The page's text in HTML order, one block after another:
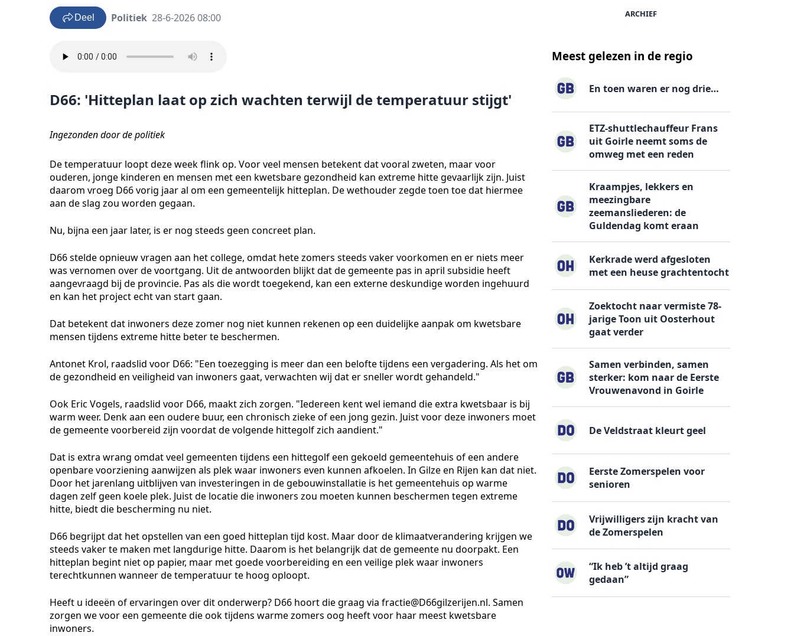
Deel Politiek 28-6-2026 08:00
D66: 'Hitteplan laat op zich wachten terwijl de temperatuur stijgt'
Ingezonden door de politiek
De temperatuur loopt deze week flink op. Voor veel mensen betekent dat vooral zweten, maar voor
ouderen, jonge kinderen en mensen met een kwetsbare gezondheid kan extreme hitte gevaarlijk zijn. Juist
daarom vroeg D66 vorig jaar al om een gemeentelijk hitteplan. De wethouder zegde toen toe dat hiermee
aan de slag zou worden gegaan.
Nu, bijna een jaar later, is er nog steeds geen concreet plan.
D66 stelde opnieuw vragen aan het college, omdat hete zomers steeds vaker voorkomen en er niets meer
was vernomen over de voortgang. Uit de antwoorden blijkt dat de gemeente pas in april subsidie heeft
aangevraagd bij de provincie. Pas als die wordt toegekend, kan een externe deskundige worden ingehuurd
en kan het project echt van start gaan.
Dat betekent dat inwoners deze zomer nog niet kunnen rekenen op een duidelijke aanpak om kwetsbare
mensen tijdens extreme hitte beter te beschermen.
Antonet Krol, raadslid voor D66: "Een toezegging is meer dan een belofte tijdens een vergadering. Als het om
de gezondheid en veiligheid van inwoners gaat, verwachten wij dat er sneller wordt gehandeld."
Ook Eric Vogels, raadslid voor D66, maakt zich zorgen. "Iedereen kent wel iemand die extra kwetsbaar is bij
warm weer. Denk aan een oudere buur, een chronisch zieke of een jong gezin. Juist voor deze inwoners moet
de gemeente voorbereid zijn voordat de volgende hittegolf zich aandient."
Dat is extra wrang omdat veel gemeenten tijdens een hittegolf een gekoeld gemeentehuis of een andere
openbare voorziening aanwijzen als plek waar inwoners even kunnen afkoelen. In Gilze en Rijen kan dat niet.
Door het jarenlang uitblijven van investeringen in de gebouwinstallatie is het gemeentehuis op warme
dagen zelf geen koele plek. Juist de locatie die inwoners zou moeten kunnen beschermen tegen extreme
hitte, biedt die bescherming nu niet.
D66 begrijpt dat het opstellen van een goed hitteplan tijd kost. Maar door de klimaatverandering krijgen we
steeds vaker te maken met langdurige hitte. Daarom is het belangrijk dat de gemeente nu doorpakt. Een
hitteplan begint niet op papier, maar met goede voorbereiding en een veilige plek waar inwoners
terechtkunnen wanneer de temperatuur te hoog oploopt.
Heeft u ideeën of ervaringen over dit onderwerp? D66 hoort die graag via fractie@D66gilzerijen.nl. Samen
zorgen we voor een gemeente die ook tijdens warme zomers oog heeft voor haar meest kwetsbare
inwoners.
ARCHIEF
Meest gelezen in de regio
En toen waren er nog drie…
ETZ-shuttlechauffeur Frans
uit Goirle neemt soms de
omweg met een reden
Kraampjes, lekkers en
meezingbare
zeemansliederen: de
Guldendag komt eraan
Kerkrade werd afgesloten
met een heuse grachtentocht
Zoektocht naar vermiste 78-
jarige Toon uit Oosterhout
gaat verder
Samen verbinden, samen
sterker: kom naar de Eerste
Vrouwenavond in Goirle
De Veldstraat kleurt geel
Eerste Zomerspelen voor
senioren
Vrijwilligers zijn kracht van
de Zomerspelen
“Ik heb ’t altijd graag
gedaan”